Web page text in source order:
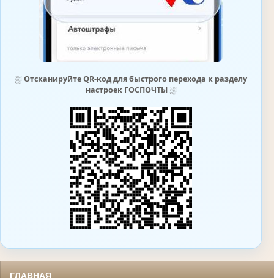
⛆ Отсканируйте QR-код для быстрого перехода к разделу
настроек ГОСПОЧТЫ⛆
ГЛАВНАЯ